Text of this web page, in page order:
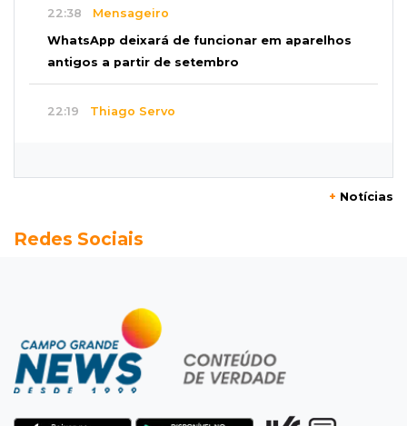
22:38 Mensageiro
WhatsApp deixará de funcionar em aparelhos
antigos a partir de setembro
22:19 Thiago Servo
Semana vai começar com 909 novas
Flagrante
Motorista atinge carro parado, perde
retrovisor e foge no Jardim Antártica
+ Notícias
Redes Sociais